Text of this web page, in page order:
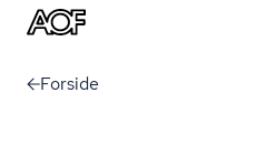
Forside